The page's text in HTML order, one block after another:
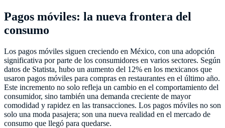
Pagos móviles: la nueva frontera del
consumo
Los pagos móviles siguen creciendo en México, con una adopción
significativa por parte de los consumidores en varios sectores. Según
datos de Statista, hubo un aumento del 12% en los mexicanos que
usaron pagos móviles para compras en restaurantes en el último año.
Este incremento no solo refleja un cambio en el comportamiento del
consumidor, sino también una demanda creciente de mayor
comodidad y rapidez en las transacciones. Los pagos móviles no son
solo una moda pasajera; son una nueva realidad en el mercado de
consumo que llegó para quedarse.